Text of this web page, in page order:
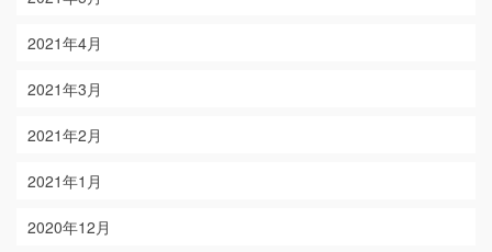
2021年4月
2021年3月
2021年2月
2021年1月
2020年12月